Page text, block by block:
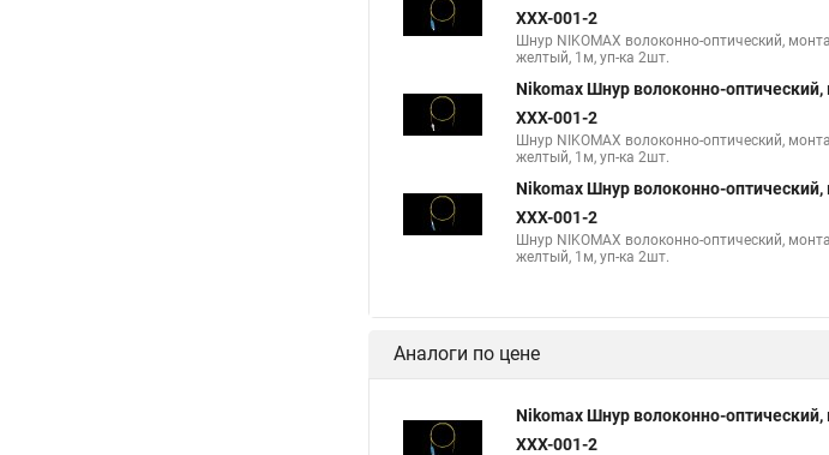
XXX-001-2
Шнур NIKOMAX волоконно-оптический,
желтый, 1м, уп-ка 2шт.
Nikomax Шнур волоконно-
XXX-001-2
Шнур NIKOMAX волоконно-оптический,
желтый, 1м, уп-ка 2шт.
Nikomax Шнур волоконно-
XXX-001-2
Шнур NIKOMAX волоконно-оптический,
желтый, 1м, уп-ка 2шт.
Аналоги по цене
Nikomax Шнур волоконно-
XXX-001-2